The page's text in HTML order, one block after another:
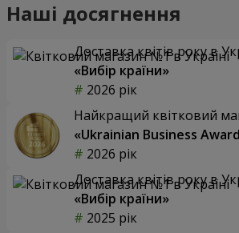
Наші досягнення
Доставка квітів року в
«Вибір країни»
2026 рік
Найкращий квітковий
«Ukrainian Business
2026 рік
Доставка квітів року в
«Вибір країни»
2025 рік